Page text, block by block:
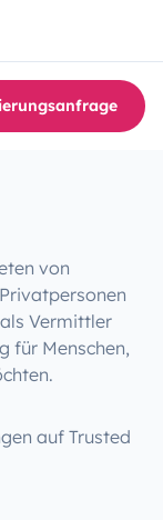
von
Vermittler
für Menschen,
auf Trusted